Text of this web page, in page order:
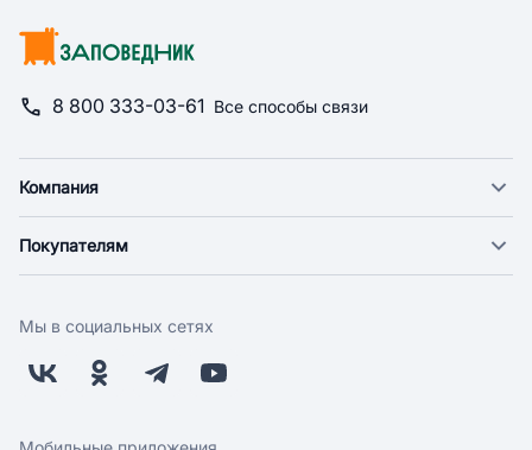
8 800 333-03-61 Все способы связи
Компания
Новости
Поставщикам
Заводчикам
Обратная связь
Покупателям
Оплата
Бонусная программа
Скидки и акции
Мы в социальных сетях